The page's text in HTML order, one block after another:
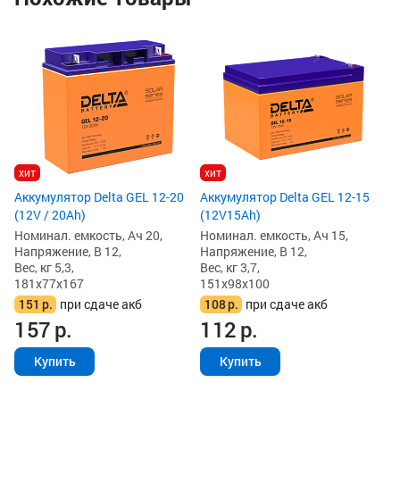
хит
Аккумулятор Delta GEL 12-20
(12V / 20Ah)
Номинал. емкость, Ач 20,
Напряжение, В 12,
Вес, кг 5,3,
181x77x167
151 р. при сдаче акб
157р.
Купить
хит
Аккумулятор Delta GEL 12-15
(12V15Ah)
Номинал. емкость, Ач 15,
Напряжение, В 12,
Вес, кг 3,7,
151x98x100
108р. при сдаче акб
112р.
Купить